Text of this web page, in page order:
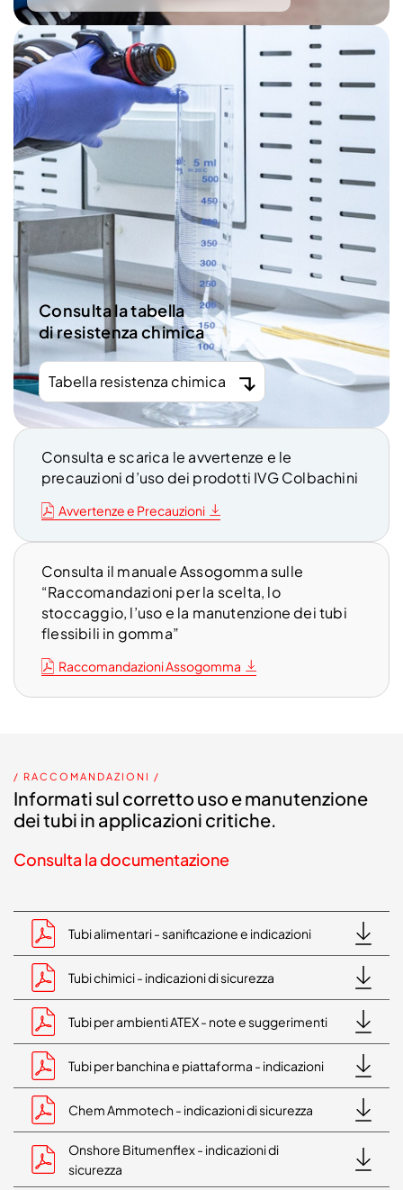
Consulta e scarica le avvertenze e le
precauzioni d’uso dei prodotti IVG Colbachini
Avvertenze e Precauzioni
Consulta il manuale Assogomma sulle
“Raccomandazioni per la scelta, lo
stoccaggio, l’uso e la manutenzione dei tubi
flessibili in gomma”
Raccomandazioni Assogomma
Consulta la tabella
di resistenza chimica
Tabella resistenza chimica
/ RACCOMANDAZIONI /
Informati sul corretto uso e manutenzione
dei tubi in applicazioni critiche.
Consulta la documentazione
Tubi alimentari - sanificazione e indicazioni
Tubi chimici - indicazioni di sicurezza
Tubi per ambienti ATEX - note e suggerimenti
Tubi per banchina e piattaforma - indicazioni
Chem Ammotech - indicazioni di sicurezza
Onshore Bitumenflex - indicazioni di
sicurezza